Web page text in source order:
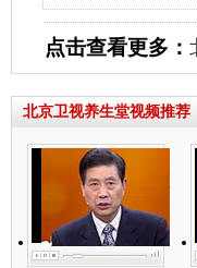
点击查看更多：
北京卫视养生堂视频推荐